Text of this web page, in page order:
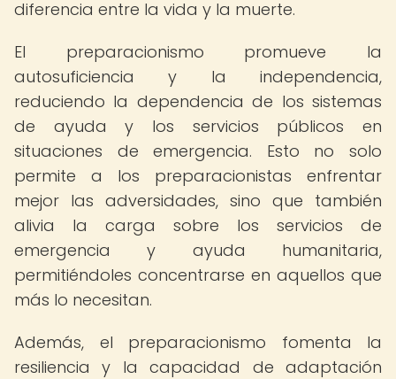
diferencia entre la vida y la muerte.
El preparacionismo promueve la
autosuficiencia y la independencia,
reduciendo la dependencia de los sistemas
de ayuda y los servicios públicos en
situaciones de emergencia. Esto no solo
permite a los preparacionistas enfrentar
mejor las adversidades, sino que también
alivia la carga sobre los servicios de
emergencia y ayuda humanitaria,
permitiéndoles concentrarse en aquellos que
más lo necesitan.
Además, el preparacionismo fomenta la
resiliencia y la capacidad de adaptación